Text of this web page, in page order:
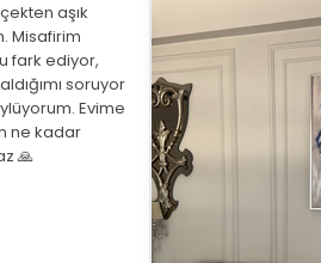
aşık
Misafirim
fark ediyor,
soruyor
Evime
ne kadar
🙏